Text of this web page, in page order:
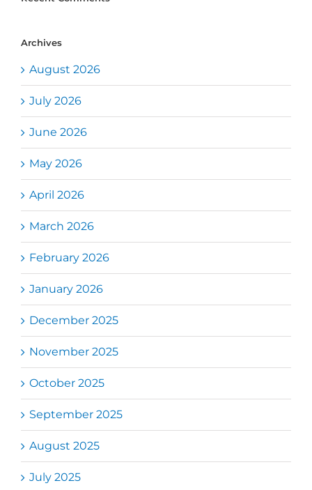
Archives
August 2026
July 2026
June 2026
May 2026
April 2026
March 2026
February 2026
January 2026
December 2025
November 2025
October 2025
September 2025
August 2025
July 2025